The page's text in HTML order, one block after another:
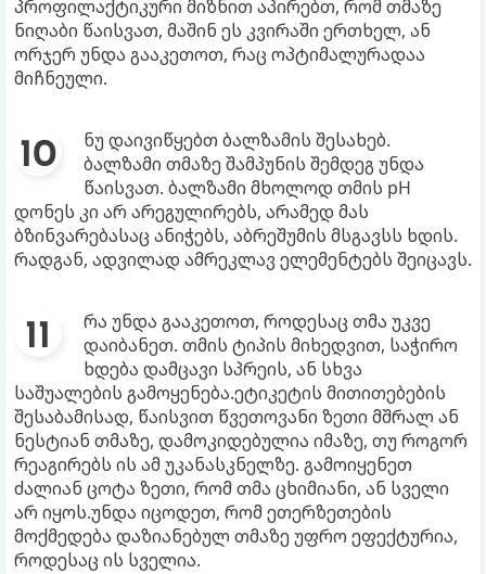
პროფილაქტიკური მიზნით აპირებთ, რომ თმაზე
ნიღაბი წაისვათ, მაშინ ეს კვირაში ერთხელ, ან
ორჯერ უნდა გააკეთოთ, რაც ოპტიმალურადაა
მიჩნეული.
ნუ დაივიწყებთ ბალზამის შესახებ.
ბალზამი თმაზე შამპუნის შემდეგ უნდა
წაისვათ. ბალზამი მხოლოდ თმის pH
დონეს კი არ არეგულირებს, არამედ მას
ბზინვარებასაც ანიჭებს, აბრეშუმის მსგავსს ხდის.
რადგან, ადვილად ამრეკლავ ელემენტებს შეიცავს.
რა უნდა გააკეთოთ, როდესაც თმა უკვე
დაიბანეთ. თმის ტიპის მიხედვით, საჭირო
ხდება დამცავი სპრეის, ან სხვა
საშუალების გამოყენება.ეტიკეტის მითითებების
შესაბამისად, წაისვით წვეთოვანი ზეთი მშრალ ან
ნესტიან თმაზე, დამოკიდებულია იმაზე, თუ როგორ
რეაგირებს ის ამ უკანასკნელზე. გამოიყენეთ
ძალიან ცოტა ზეთი, რომ თმა ცხიმიანი, ან სველი
არ იყოს.უნდა იცოდეთ, რომ ეთერზეთების
მოქმედება დაზიანებულ თმაზე უფრო ეფექტურია,
როდესაც ის სველია.